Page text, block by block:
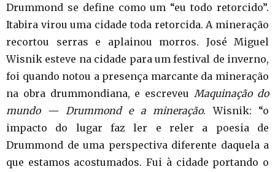
Drummond se define como um “eu todo retorcido”.
Itabira virou uma cidade toda retorcida. A mineração
recortou serras e aplainou morros. José Miguel
Wisnik esteve na cidade para um festival de inverno,
foi quando notou a presença marcante da mineração
na obra drummondiana, e escreveu Maquinação do
mundo — Drummond e a mineração. Wisnik: “o
impacto do lugar faz ler e reler a poesia de
Drummond de uma perspectiva diferente daquela a
que estamos acostumados. Fui à cidade portando o